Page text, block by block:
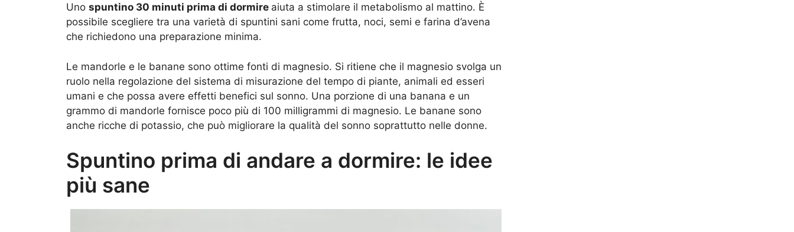
Uno spuntino 30 minuti prima di dormire aiuta a stimolare il metabolismo al mattino. È
possibile scegliere tra una varietà di spuntini sani come frutta, noci, semi e farina d’avena
che richiedono una preparazione minima.
Le mandorle e le banane sono ottime fonti di magnesio. Si ritiene che il magnesio svolga un
ruolo nella regolazione del sistema di misurazione del tempo di piante, animali ed esseri
umani e che possa avere effetti benefici sul sonno. Una porzione di una banana e un
grammo di mandorle fornisce poco più di 100 milligrammi di magnesio. Le banane sono
anche ricche di potassio, che può migliorare la qualità del sonno soprattutto nelle donne.
Spuntino prima di andare a dormire: le idee
più sane